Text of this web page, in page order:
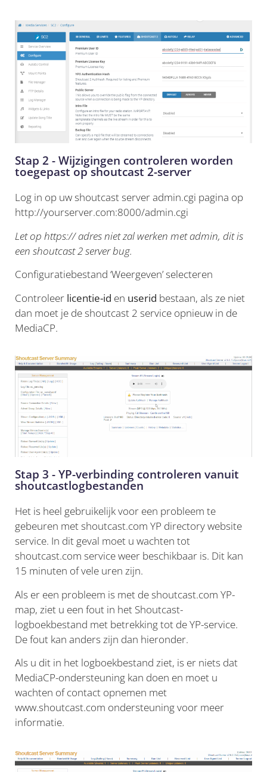
Stap 2 - Wijzigingen controleren worden
toegepast op shoutcast 2-server
Log in op uw shoutcast server admin.cgi pagina op
http://yourserver.com:8000/admin.cgi
Let op https:// adres niet zal werken met admin, dit is
een shoutcast 2 server bug.
Configuratiebestand ‘Weergeven’ selecteren
Controleer licentie-id en userid bestaan, als ze niet
dan moet je de shoutcast 2 service opnieuw in de
MediaCP.
Stap 3 - YP-verbinding controleren vanuit
shoutcastlogbestanden
Het is heel gebruikelijk voor een probleem te
gebeuren met shoutcast.com YP directory website
service. In dit geval moet u wachten tot
shoutcast.com service weer beschikbaar is. Dit kan
15 minuten of vele uren zijn.
Als er een probleem is met de shoutcast.com YP-
map, ziet u een fout in het Shoutcast-
logboekbestand met betrekking tot de YP-service.
De fout kan anders zijn dan hieronder.
Als u dit in het logboekbestand ziet, is er niets dat
MediaCP-ondersteuning kan doen en moet u
wachten of contact opnemen met
www.shoutcast.com ondersteuning voor meer
informatie.